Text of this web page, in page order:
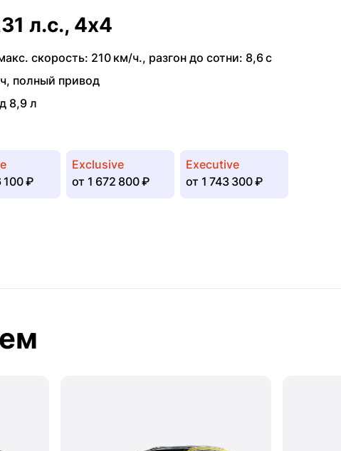
л.с., 4x4
скорость: 210 км/ч., разгон до сотни: 8,6 с
, полный привод
8,9 л
100 ₽
Exclusive
от 1 672 800 ₽
Executive
от 1 743 300 ₽